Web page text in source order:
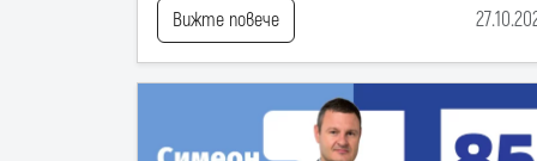
Вижте повече